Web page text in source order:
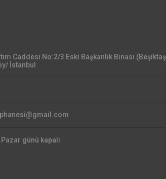
Caddesi No:2/3 Eski Başkanlık Binası (Beşiktaş
İstanbul
günü kapalı